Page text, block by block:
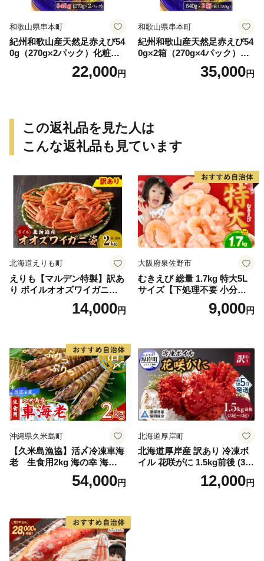
和歌山県串本町
紀州和歌山産天然足赤えび54
0g（270g×2パック）化粧箱
入 ※2026年12月上旬〜2027
年2月上旬頃順次発送予定
22,000円
和歌山県串本町
紀州和歌山産天然足赤えび54
0g×2箱（270g×4パック）化
粧箱入 ※2026年12月上旬〜2
027年2月上旬頃順次発送予定
ず【uot773A】
35,000円
この返礼品を見た人は
こんな返礼品も見ています
北海道えりも町
えりも【マルデン特製】訳あ
り ボイルオオズワイガニ姿2
kg《1kg(４尾～５尾)×2》【e
r002-051-a】 / ふるさと納税
イル済み 冷凍 カニ 蟹 かに
カニ味噌 甲羅 お得 格安 小ぶ
り 解凍 カニ鍋 甲羅焼き 海鮮
返礼品 特産品 新鮮 濃厚 旨み
簡単調理 家庭用 ギフト グル
メ
14,000円
大阪府泉佐野市
むきえび 総量 1.7kg 特大5L
サイズ【下処理不要 小分け 8
50g×2P 訳あり サイズ不揃い
バナメイエビ バラ凍結】
9,000円
沖縄県久米島町
【久米島漁協】活〆冷凍車海
老 生食用2kg 海の幸 海鮮
車えび クルマエビ 高級食材
生食 刺身 鮮度抜群 プリプリ
り物 お歳暮 お中元
54,000円
北海道厚岸町
北海道厚岸産 訳あり 冷凍ボ
イル 花咲がに 1.5kg前後 (3尾
～5尾入) 蟹 花咲ガニ 魚介類
魚介 [№5863-1090]12,000円